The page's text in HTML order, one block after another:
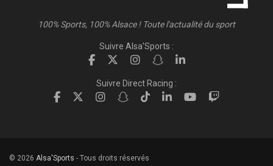
100% Sports, 100% Alsace ! Toute l'actualité du sport
Suivre Alsa'Sports :
Suivre Direct Racing :
© 2026 Alsa'Sports - Tous droits réservés